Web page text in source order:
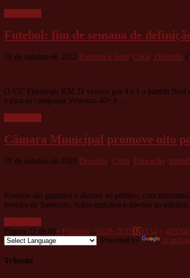
Futebol: fim de semana de
18 de outubro de 2022 Esportes e lazer, Cotia, Diversão
O E.C Flamengo KM 21 venceu por 4 a 1 a partida final
e para as categorias Veterano 40+ e …
Câmara Municipal promove oito
18 de outubro de 2022 Diversão, Cotia, Educação,
Eventos são gratuitos e abertos ao público, com
eventos de formação, todos gratuitos e abertos ao
Página 32 de 88« Primeiro...1020«3031323334 » 405060
Powered by
Trânsito